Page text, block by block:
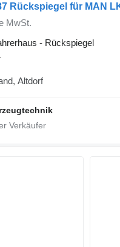
Rückspiegel für MAN
MwSt.
- Rückspiegel
Altdorf